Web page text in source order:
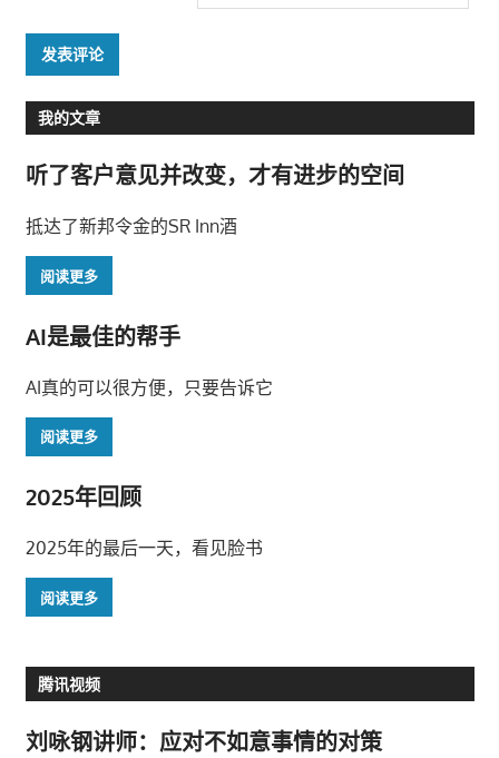
我的文章
听了客户意见并改变，才有进步的空间
抵达了新邦令金的SR Inn酒
阅读更多
AI是最佳的帮手
AI真的可以很方便，只要告诉它
阅读更多
2025年回顾
2025年的最后一天，看见脸书
阅读更多
腾讯视频
刘咏钢讲师：应对不如意事情的对策